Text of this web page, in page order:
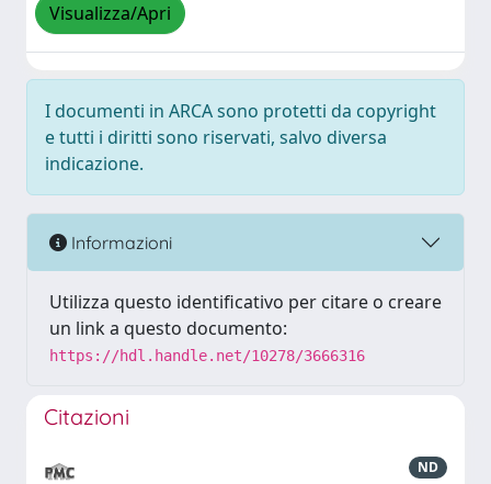
Visualizza/Apri
I documenti in ARCA sono protetti da copyright
e tutti i diritti sono riservati, salvo diversa
indicazione.
Informazioni
Utilizza questo identificativo per citare o creare
un link a questo documento:
https://hdl.handle.net/10278/3666316
Citazioni
ND